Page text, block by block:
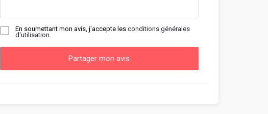
En soumettant mon avis, j'accepte les conditions générales
d'utilisation.
Partager mon avis